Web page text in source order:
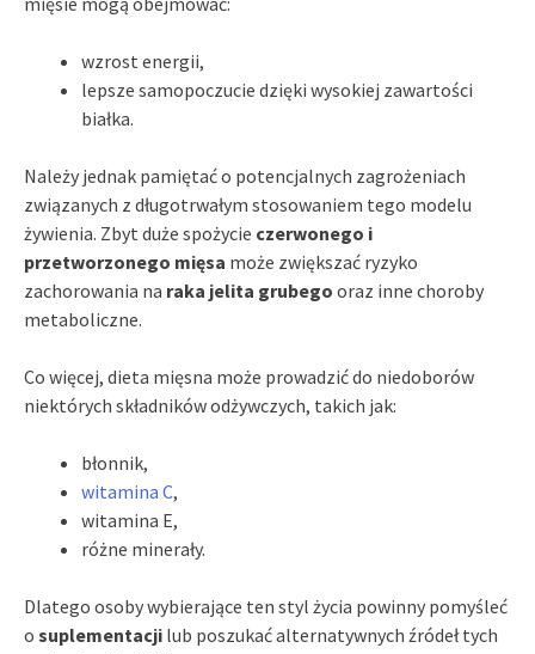
wzrost energii,
lepsze samopoczucie dzięki wysokiej zawartości
białka.
Należy jednak pamiętać o potencjalnych zagrożeniach
związanych z długotrwałym stosowaniem tego modelu
żywienia. Zbyt duże spożycie czerwonego i
przetworzonego mięsa może zwiększać ryzyko
zachorowania na raka jelita grubego oraz inne choroby
metaboliczne.
Co więcej, dieta mięsna może prowadzić do niedoborów
niektórych składników odżywczych, takich jak:
błonnik,
witamina C,
witamina E,
różne minerały.
Dlatego osoby wybierające ten styl życia powinny pomyśleć
o suplementacji lub poszukać alternatywnych źródeł tych